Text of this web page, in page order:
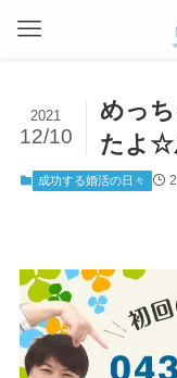
めっ
たよ☆
2021
12/10
成功する婚活の日々